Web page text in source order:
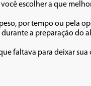
escolher a que
por tempo ou pela
a preparação do
faltava para deixar